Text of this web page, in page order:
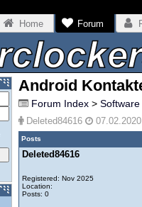
Home Forum
Android
Forum Index > Software
Deleted84616
Posts
Deleted84616
Registered: Nov 2025
Location:
Posts: 0